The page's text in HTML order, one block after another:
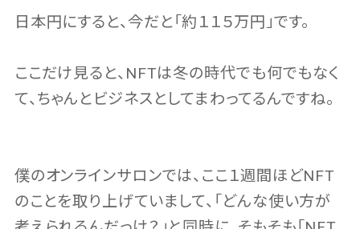
日本円にすると、今だと「約１１５万円」です。
ここだけ見ると、NFTは冬の時代でも何でもなく
て、ちゃんとビジネスとしてまわってるんですね。
僕のオンラインサロンでは、ここ１週間ほどNFT
のことを取り上げていまして、「どんな使い方が